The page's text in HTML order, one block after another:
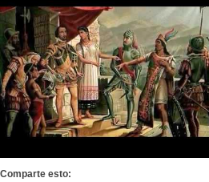
Comparte esto: